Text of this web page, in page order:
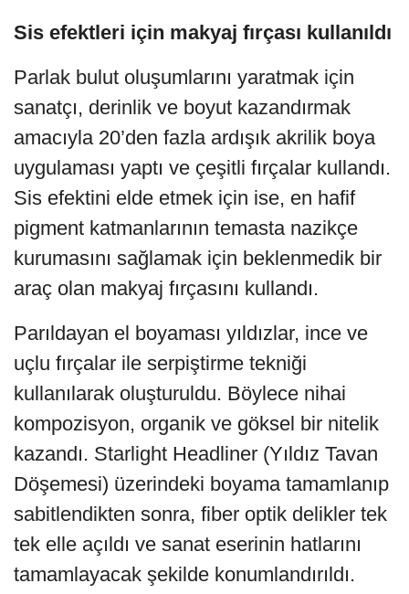
Sis efektleri için makyaj fırçası kullanıldı
Parlak bulut oluşumlarını yaratmak için
sanatçı, derinlik ve boyut kazandırmak
amacıyla 20’den fazla ardışık akrilik boya
uygulaması yaptı ve çeşitli fırçalar kullandı.
Sis efektini elde etmek için ise, en hafif
pigment katmanlarının temasta nazikçe
kurumasını sağlamak için beklenmedik bir
araç olan makyaj fırçasını kullandı.
Parıldayan el boyaması yıldızlar, ince ve
uçlu fırçalar ile serpiştirme tekniği
kullanılarak oluşturuldu. Böylece nihai
kompozisyon, organik ve göksel bir nitelik
kazandı. Starlight Headliner (Yıldız Tavan
Döşemesi) üzerindeki boyama tamamlanıp
sabitlendikten sonra, fiber optik delikler tek
tek elle açıldı ve sanat eserinin hatlarını
tamamlayacak şekilde konumlandırıldı.